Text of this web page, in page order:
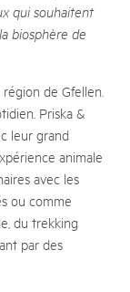
qui souhaitent
biosphère de
de Gfellen.
Priska &
leur grand
animale
avec les
ou comme
du trekking
par des